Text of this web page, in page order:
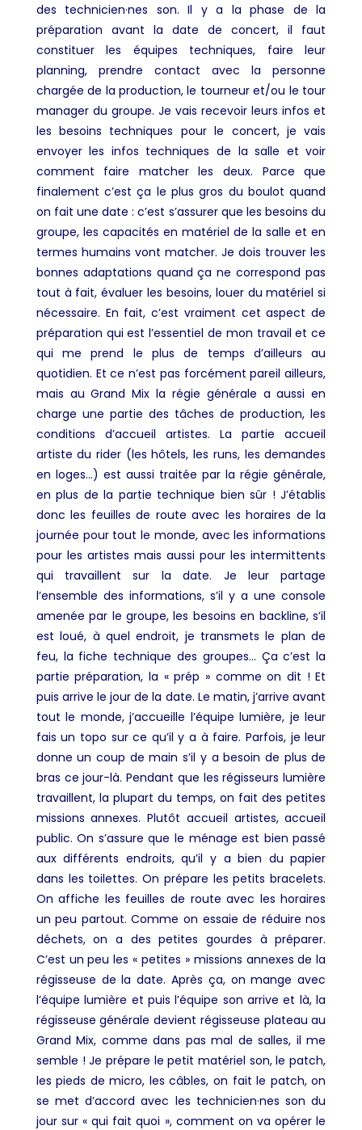
des technicien·nes son. Il y a la phase de la
préparation avant la date de concert, il faut
constituer les équipes techniques, faire leur
planning, prendre contact avec la personne
chargée de la production, le tourneur et/ou le tour
manager du groupe. Je vais recevoir leurs infos et
les besoins techniques pour le concert, je vais
envoyer les infos techniques de la salle et voir
comment faire matcher les deux. Parce que
finalement c’est ça le plus gros du boulot quand
on fait une date : c’est s’assurer que les besoins du
groupe, les capacités en matériel de la salle et en
termes humains vont matcher. Je dois trouver les
bonnes adaptations quand ça ne correspond pas
tout à fait, évaluer les besoins, louer du matériel si
nécessaire. En fait, c’est vraiment cet aspect de
préparation qui est l’essentiel de mon travail et ce
qui me prend le plus de temps d’ailleurs au
quotidien. Et ce n’est pas forcément pareil ailleurs,
mais au Grand Mix la régie générale a aussi en
charge une partie des tâches de production, les
conditions d’accueil artistes.La partie accueil
artiste du rider (les hôtels, les runs, les demandes
en loges…) est aussi traitée par la régie générale,
en plus de la partie technique bien sûr ! J’établis
donc les feuilles de route avec les horaires de la
journée pour tout le monde, avec les informations
pour les artistes mais aussi pour les intermittents
qui travaillent sur la date. Je leur partage
l’ensemble des informations, s’il y a une console
amenée par le groupe, les besoins en backline, s’il
est loué, à quel endroit, je transmets le plan de
feu, la fiche technique des groupes… Ça c’est la
partie préparation, la « prép » comme on dit ! Et
puis arrive le jour de la date. Le matin, j’arrive avant
tout le monde, j’accueille l’équipe lumière, je leur
fais un topo sur ce qu’il y a à faire. Parfois, je leur
donne un coup de main s’il y a besoin de plus de
bras ce jour-là. Pendant que les régisseurs lumière
travaillent, la plupart du temps, on fait des petites
missions annexes. Plutôt accueil artistes, accueil
public. On s’assure que le ménage est bien passé
aux différents endroits, qu’il y a bien du papier
dans les toilettes. On prépare les petits bracelets.
On affiche les feuilles de route avec les horaires
un peu partout. Comme on essaie de réduire nos
déchets, on a des petites gourdes à préparer.
C’est un peu les « petites » missions annexes de la
régisseuse de la date. Après ça, on mange avec
l’équipe lumière et puis l’équipe son arrive et là, la
régisseuse générale devient régisseuse plateau au
Grand Mix, comme dans pas mal de salles, il me
semble ! Je prépare le petit matériel son, le patch,
les pieds de micro, les câbles, on fait le patch, on
se met d’accord avec les technicien·nes son du
jour sur « qui fait quoi », comment on va opérer le